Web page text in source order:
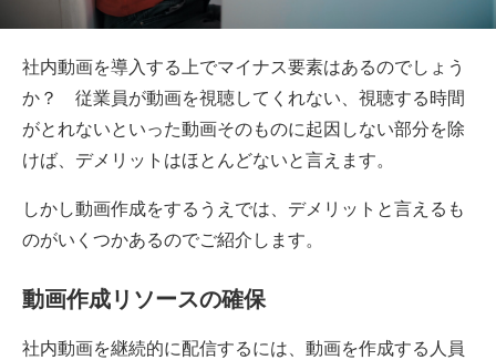
社内動画を導入する上でマイナス要素はあるのでしょう
か？ 従業員が動画を視聴してくれない、視聴する時間
がとれないといった動画そのものに起因しない部分を除
けば、デメリットはほとんどないと言えます。
しかし動画作成をするうえでは、デメリットと言えるも
のがいくつかあるのでご紹介します。
動画作成リソースの確保
社内動画を継続的に配信するには、動画を作成する人員